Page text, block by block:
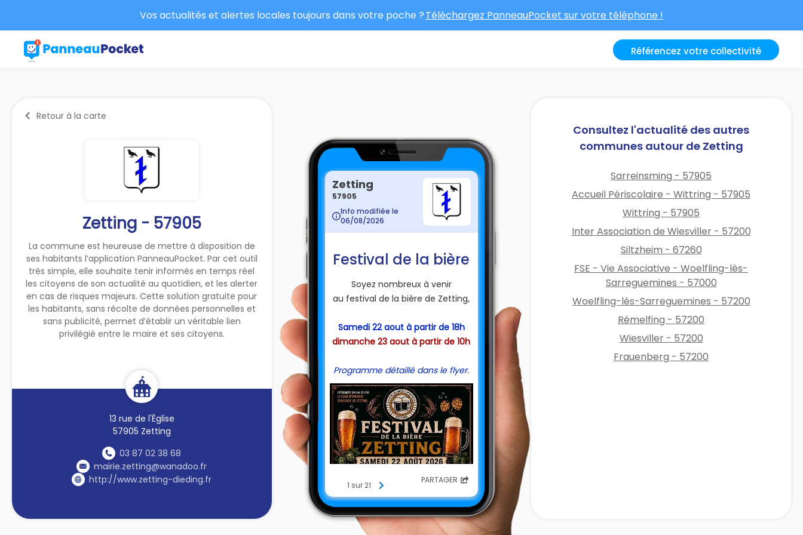
Vos actualités et alertes locales toujours dans votre poche ?Téléchargez PanneauPocket sur votre téléphone !
Référencez votre collectivité
Retour à la carte
Zetting - 57905
La commune est heureuse de mettre à disposition de
ses habitants l’application PanneauPocket. Par cet outil
très simple, elle souhaite tenir informés en temps réel
les citoyens de son actualité au quotidien, et les alerter
en cas de risques majeurs. Cette solution gratuite pour
les habitants, sans récolte de données personnelles et
sans publicité, permet d’établir un véritable lien
privilégié entre le maire et ses citoyens.
13 rue de l'Église
57905 Zetting
03 87 02 38 68
mairie.zetting@wanadoo.fr
http://www.zetting-dieding.fr
Zetting
57905
Info modifiée le
06/08/2026
Festival de la bière
Soyez nombreux à venir
au festival de la bière de Zetting,
Samedi 22 aout à partir de 18h
dimanche 23 aout à partir de 10h
Programme détaillé dans le flyer.
1 sur 21 PARTAGER
Consultez l'actualité des autres
communes autour de Zetting
Sarreinsming - 57905
Accueil Périscolaire - Wittring - 57905
Wittring - 57905
Inter Association de Wiesviller - 57200
Siltzheim - 67260
FSE - Vie Associative - Woelfling-lès-
Sarreguemines - 57000
Woelfling-lès-Sarreguemines - 57200
Rémelfing - 57200
Wiesviller - 57200
Frauenberg - 57200